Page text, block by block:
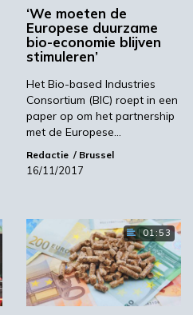
bio-economie. Carrez
deze geïntegreerde
om zichzelf op de
zetten.
00:46
‘We moeten de
Europese duurzame
bio-economie blijven
stimuleren’
Het Bio-based Industries
Consortium (BIC) roept in een
paper op om het partnership
met de Europese…
Redactie Brussel
16/11/2017
01:53